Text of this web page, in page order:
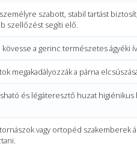
szabott, stabil tartást
szellőzést segíti elő.
kövesse a gerinc természetes ágyéki
megakadályozzák a párna
és légáteresztő huzat higiénikus
vagy ortopéd szakemberek